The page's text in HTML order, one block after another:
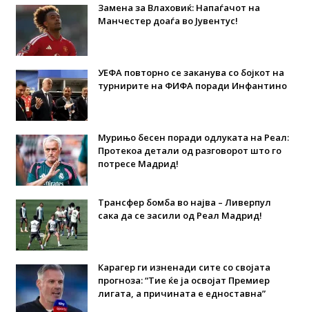
Замена за Влаховиќ: Напаѓачот на
Манчестер доаѓа во Јувентус!
УЕФА повторно се заканува со бојкот на
турнирите на ФИФА поради Инфантино
Мурињо бесен поради одлуката на Реал:
Протекоа детали од разговорот што го
потресе Мадрид!
Трансфер бомба во најва – Ливерпул
сака да се засили од Реал Мадрид!
Карагер ги изненади сите со својата
прогноза: “Тие ќе ја освојат Премиер
лигата, а причината е едноставна”